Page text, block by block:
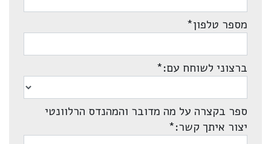
מספר טלפון*
ברצוני לשוחח עם:*
ספר בקצרה על מה מדובר והמהנדס הרלוונטי
יצור איתך קשר:*